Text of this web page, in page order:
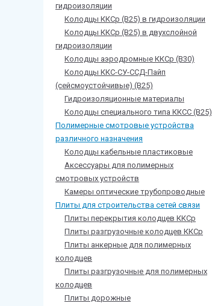
гидроизоляции
Колодцы ККСр (В25) в гидроизоляции
Колодцы ККСр (В25) в двухслойной
гидроизоляции
Колодцы аэродромные ККСр (В30)
Колодцы ККС-СУ-ССД-Пайп
(сейсмоустойчивые) (В25)
Гидроизоляционные материалы
Колодцы специального типа ККСС (В25)
Полимерные смотровые устройства
различного назначения
Колодцы кабельные пластиковые
Аксессуары для полимерных
смотровых устройств
Камеры оптические трубопроводные
Плиты для строительства сетей связи
Плиты перекрытия колодцев ККСр
Плиты разгрузочные колодцев ККСр
Плиты анкерные для полимерных
колодцев
Плиты разгрузочные для полимерных
колодцев
Плиты дорожные